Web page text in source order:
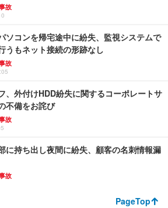
故
ソコンを帰宅途中に紛失、監視システムで
うもネット接続の形跡なし
故
、外付けHDD紛失に関するコーポレートサ
不備をお詫び
故
に持ち出し夜間に紛失、顧客の名刺情報漏
故
PageTop